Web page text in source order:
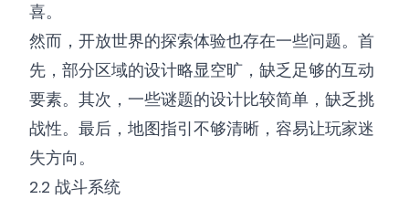
喜。
然而，开放世界的探索体验也存在一些问题。首
先，部分区域的设计略显空旷，缺乏足够的互动
要素。其次，一些谜题的设计比较简单，缺乏挑
战性。最后，地图指引不够清晰，容易让玩家迷
失方向。
2.2 战斗系统